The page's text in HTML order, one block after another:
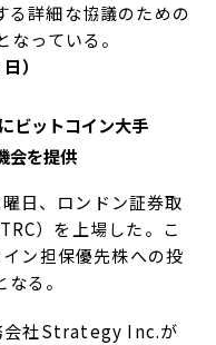
る詳細な協議のための
っている。
）
ビットコイン大手
会を提供
日、ロンドン証券取
）を上場した。こ
ン担保優先株への投
る。
会社Strategy Inc.が